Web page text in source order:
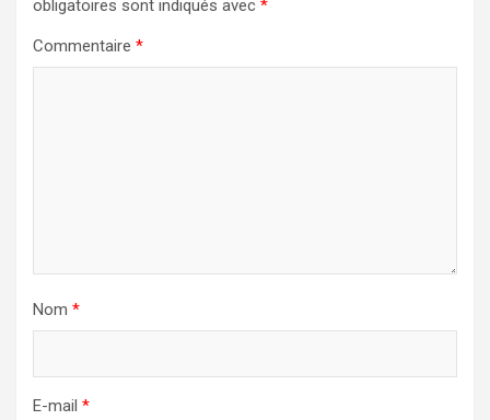
obligatoires sont indiqués avec *
Commentaire *
Nom *
E-mail *